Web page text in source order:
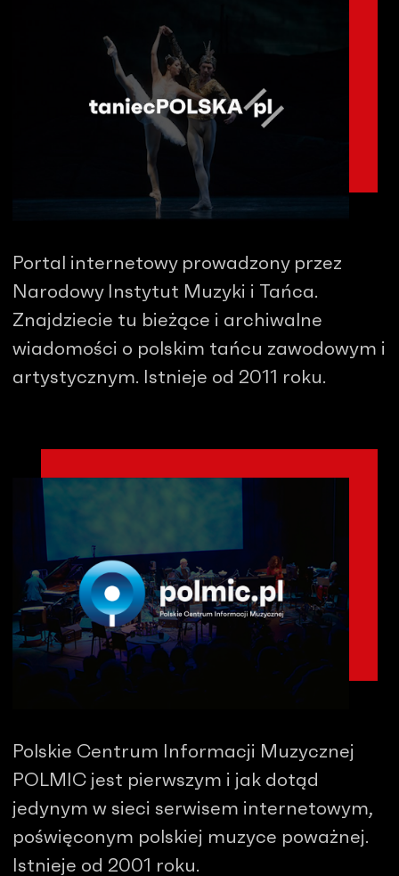
Portal internetowy prowadzony przez
Narodowy Instytut Muzyki i Tańca.
Znajdziecie tu bieżące i archiwalne
wiadomości o polskim tańcu zawodowym i
artystycznym. Istnieje od 2011 roku.
Polskie Centrum Informacji Muzycznej
POLMIC jest pierwszym i jak dotąd
jedynym w sieci serwisem internetowym,
poświęconym polskiej muzyce poważnej.
Istnieje od 2001 roku.